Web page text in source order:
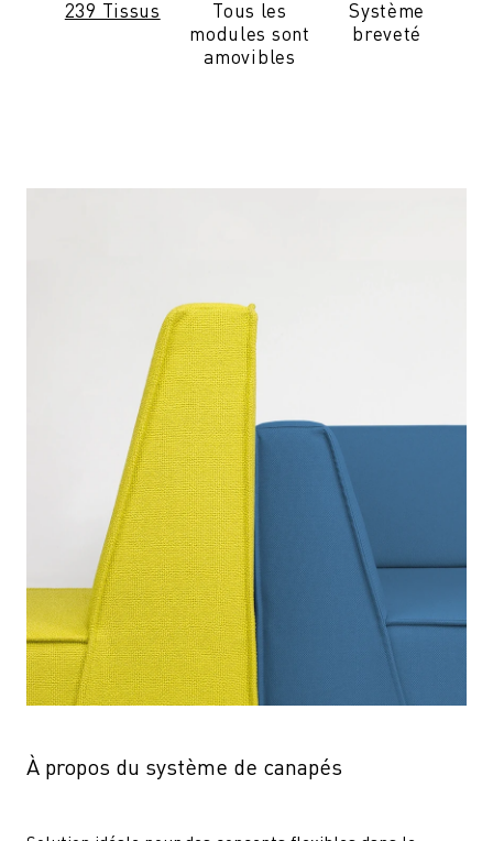
239 Tissus
Tous les
modules sont
amovibles
Système
breveté
À propos du système de canapés